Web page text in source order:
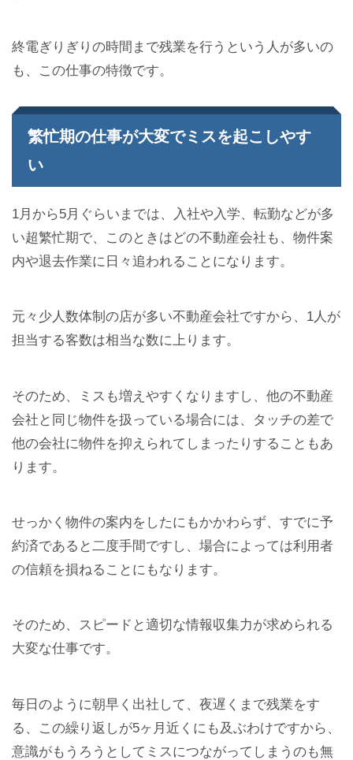
終電ぎりぎりの時間まで残業を行うという人が多いの
も、この仕事の特徴です。
繁忙期の仕事が大変でミスを起こしやす
い
1月から5月ぐらいまでは、入社や入学、転勤などが多
い超繁忙期で、このときはどの不動産会社も、物件案
内や退去作業に日々追われることになります。
元々少人数体制の店が多い不動産会社ですから、1人が
担当する客数は相当な数に上ります。
そのため、ミスも増えやすくなりますし、他の不動産
会社と同じ物件を扱っている場合には、タッチの差で
他の会社に物件を抑えられてしまったりすることもあ
ります。
せっかく物件の案内をしたにもかかわらず、すでに予
約済であると二度手間ですし、場合によっては利用者
の信頼を損ねることにもなります。
そのため、スピードと適切な情報収集力が求められる
大変な仕事です。
毎日のように朝早く出社して、夜遅くまで残業をす
る、この繰り返しが5ヶ月近くにも及ぶわけですから、
意識がもうろうとしてミスにつながってしまうのも無